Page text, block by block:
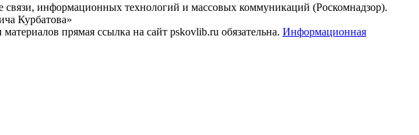
информационных технологий и массовых коммуникаций (Роскомнадзор).
Курбатова»
прямая ссылка на сайт pskovlib.ru обязательна. Информационная